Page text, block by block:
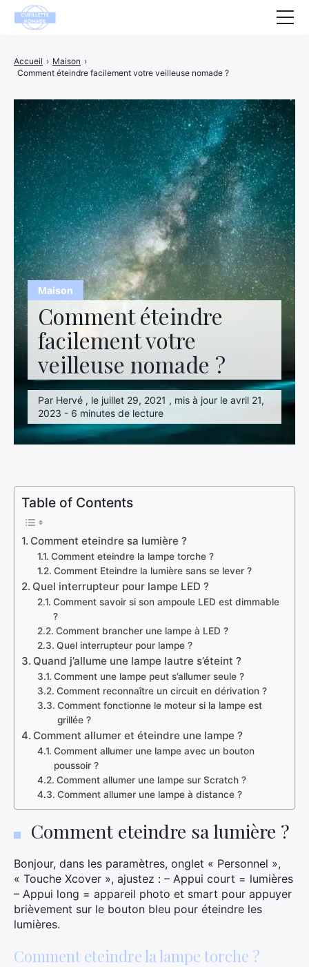
Maison
Comment éteindre
facilement votre
veilleuse nomade ?
Par Hervé , le juillet 29, 2021 , mis à jour le avril 21,
2023 - 6 minutes de lecture
Accueil › Maison ›
Comment éteindre facilement votre veilleuse nomade ?
Table of Contents
Comment eteindre sa lumière ?
Comment eteindre la lampe torche ?
Comment Eteindre la lumière sans se lever ?
Quel interrupteur pour lampe LED ?
Comment savoir si son ampoule LED est dimmable
?
Comment brancher une lampe à LED ?
Quel interrupteur pour lampe ?
Quand j’allume une lampe lautre s’éteint ?
Comment une lampe peut s’allumer seule ?
Comment reconnaître un circuit en dérivation ?
Comment fonctionne le moteur si la lampe est
grillée ?
Comment allumer et éteindre une lampe ?
Comment allumer une lampe avec un bouton
poussoir ?
Comment allumer une lampe sur Scratch ?
Comment allumer une lampe à distance ?
Comment eteindre sa lumière ?
Bonjour, dans les paramètres, onglet « Personnel »,
« Touche Xcover », ajustez : – Appui court = lumières
– Appui long = appareil photo et smart pour appuyer
brièvement sur le bouton bleu pour éteindre les
lumières.
Comment eteindre la lampe torche ?
Animaux
Décoration
Maison
Bien-être
Entreprise
Finance
Hightech
Loisirs